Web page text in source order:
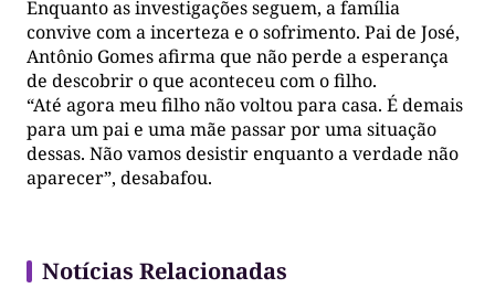
Enquanto as investigações seguem, a família
convive com a incerteza e o sofrimento. Pai de José,
Antônio Gomes afirma que não perde a esperança
de descobrir o que aconteceu com o filho.
“Até agora meu filho não voltou para casa. É demais
para um pai e uma mãe passar por uma situação
dessas. Não vamos desistir enquanto a verdade não
aparecer”, desabafou.
Notícias Relacionadas